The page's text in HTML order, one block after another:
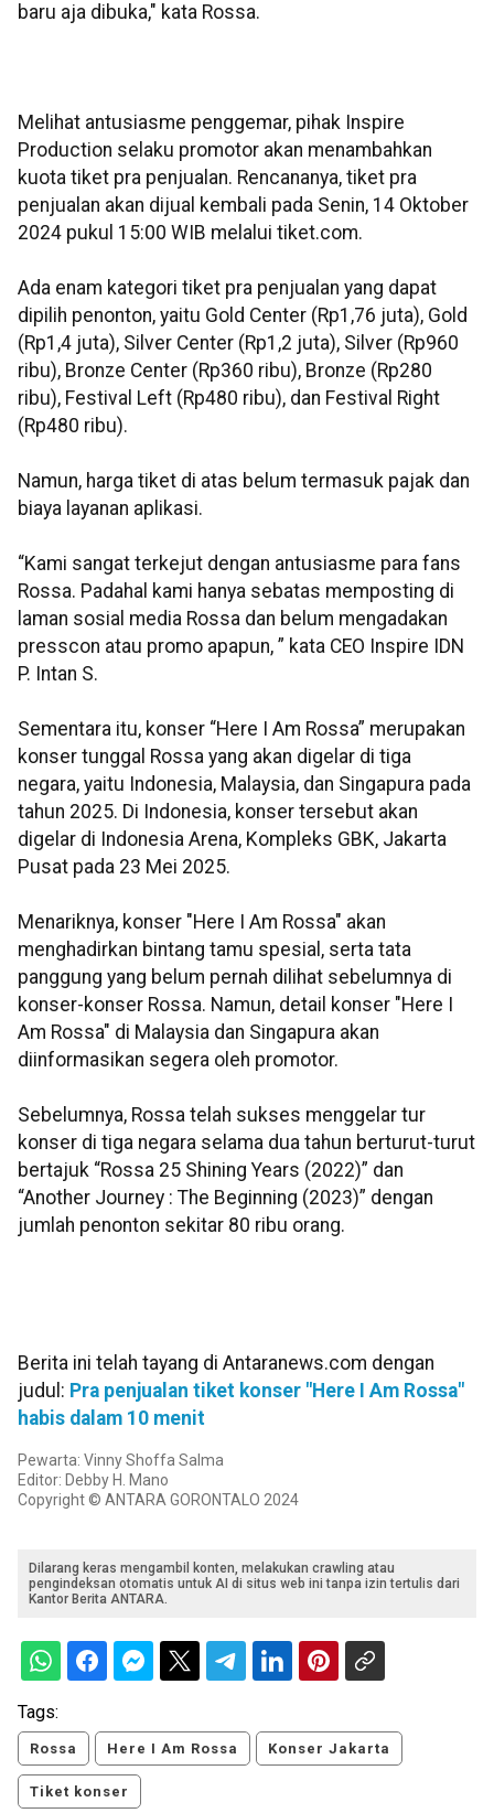
baru aja dibuka," kata Rossa.
Melihat antusiasme penggemar, pihak Inspire
Production selaku promotor akan menambahkan
kuota tiket pra penjualan. Rencananya, tiket pra
penjualan akan dijual kembali pada Senin, 14 Oktober
2024 pukul 15:00 WIB melalui tiket.com.
Ada enam kategori tiket pra penjualan yang dapat
dipilih penonton, yaitu Gold Center (Rp1,76 juta), Gold
(Rp1,4 juta), Silver Center (Rp1,2 juta), Silver (Rp960
ribu), Bronze Center (Rp360 ribu), Bronze (Rp280
ribu), Festival Left (Rp480 ribu), dan Festival Right
(Rp480 ribu).
Namun, harga tiket di atas belum termasuk pajak dan
biaya layanan aplikasi.
“Kami sangat terkejut dengan antusiasme para fans
Rossa. Padahal kami hanya sebatas memposting di
laman sosial media Rossa dan belum mengadakan
presscon atau promo apapun, ” kata CEO Inspire IDN
P. Intan S.
Sementara itu, konser “Here I Am Rossa” merupakan
konser tunggal Rossa yang akan digelar di tiga
negara, yaitu Indonesia, Malaysia, dan Singapura pada
tahun 2025. Di Indonesia, konser tersebut akan
digelar di Indonesia Arena, Kompleks GBK, Jakarta
Pusat pada 23 Mei 2025.
Menariknya, konser "Here I Am Rossa" akan
menghadirkan bintang tamu spesial, serta tata
panggung yang belum pernah dilihat sebelumnya di
konser-konser Rossa. Namun, detail konser "Here I
Am Rossa" di Malaysia dan Singapura akan
diinformasikan segera oleh promotor.
Sebelumnya, Rossa telah sukses menggelar tur
konser di tiga negara selama dua tahun berturut-turut
bertajuk “Rossa 25 Shining Years (2022)” dan
“Another Journey : The Beginning (2023)” dengan
jumlah penonton sekitar 80 ribu orang.
Berita ini telah tayang di Antaranews.com dengan
judul: Pra penjualan tiket konser "Here I Am Rossa"
habis dalam 10 menit
Pewarta: Vinny Shoffa Salma
Editor: Debby H. Mano
Copyright © ANTARA GORONTALO 2024
Dilarang keras mengambil konten, melakukan crawling atau
pengindeksan otomatis untuk AI di situs web ini tanpa izin tertulis dari
Kantor Berita ANTARA.
Tags:
Rossa Here I Am Rossa Konser Jakarta
Tiket konser